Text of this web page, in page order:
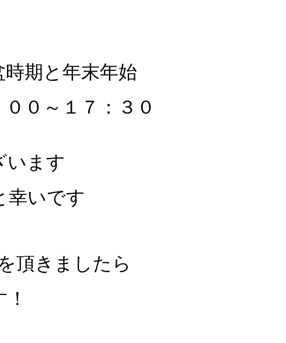
期と年末年始
０～１７：３０
います
幸いです
頂きましたら